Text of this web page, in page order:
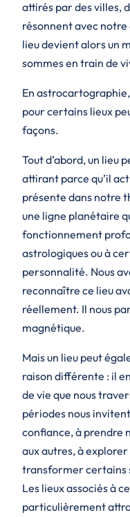
attirés par des villes,
résonnent avec
lieu devient alors un
sommes en train de
En
pour certains lieux
façons.
Tout d’abord, un lieu
attirant parce qu’il
présente dans notre
une ligne planétaire
fonctionnement
astrologiques ou à
personnalité. Nous
reconnaître ce lieu
réellement. Il nous
magnétique.
Mais un lieu peut
raison différente : il
de vie que nous
périodes nous
confiance, à prendre
aux autres, à
transformer certains
Les lieux associés à
particulièrement